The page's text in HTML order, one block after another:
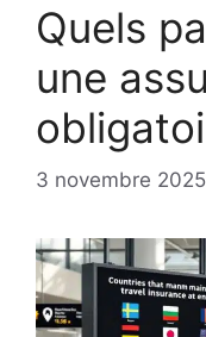
Quels
une
3 novembre 2025